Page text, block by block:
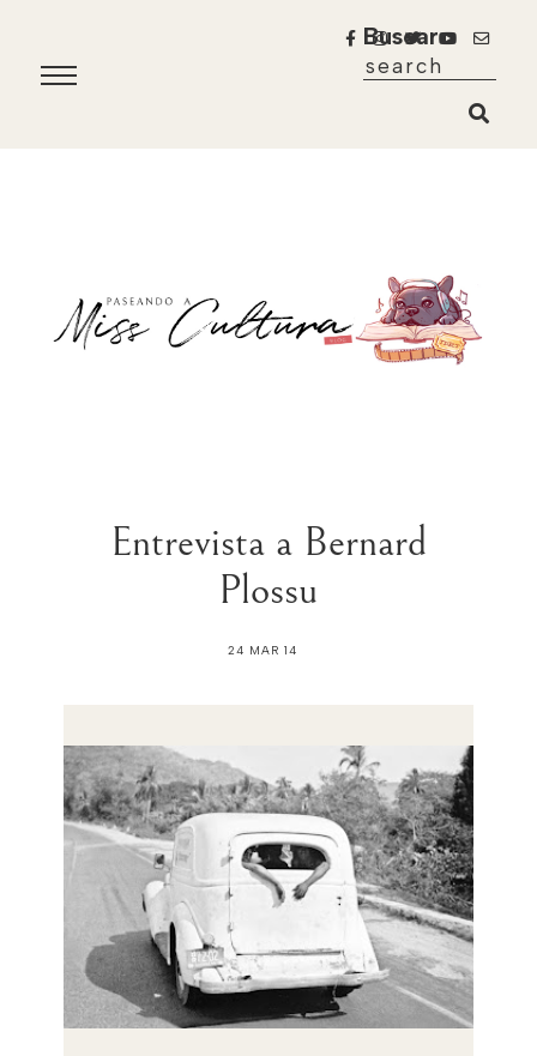
Buscar
Entrevista a Bernard
Plossu
24 MAR 14